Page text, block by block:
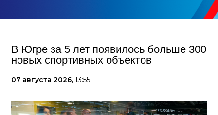
В Югре за 5 лет появилось больше 300
новых спортивных объектов
07 августа 2026, 13:55